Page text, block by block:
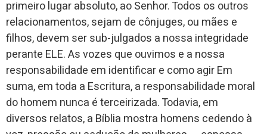
primeiro lugar absoluto, ao Senhor. Todos os outros
relacionamentos, sejam de cônjuges, ou mães e
filhos, devem ser sub-julgados a nossa integridade
perante ELE. As vozes que ouvimos e a nossa
responsabilidade em identificar e como agir Em
suma, em toda a Escritura, a responsabilidade moral
do homem nunca é terceirizada. Todavia, em
diversos relatos, a Bíblia mostra homens cedendo à